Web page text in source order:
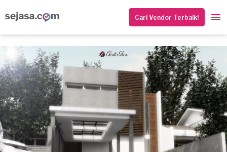
Cari Vendor Terbaik!